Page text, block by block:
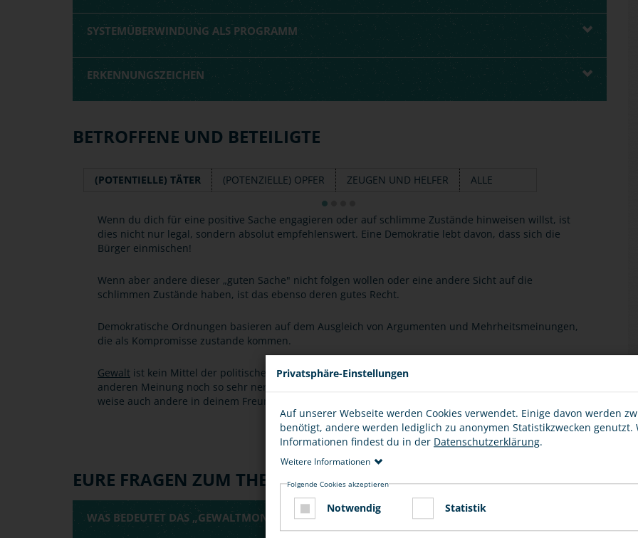
SYSTEMÜBERWINDUNG ALS PROGRAMM
ERKENNUNGSZEICHEN
BETROFFENE UND BETEILIGTE
(POTENTIELLE) TÄTER (POTENZIELLE) OPFER ZEUGEN UND HELFER ALLE
Wenn du dich für eine positive Sache engagieren oder auf schlimme Zustände hinweisen willst, ist
dies nicht nur legal, sondern absolut empfehlenswert. Eine Demokratie lebt davon, dass sich die
Bürger einmischen!
Wenn aber andere dieser „guten Sache" nicht folgen wollen oder eine andere Sicht auf die
schlimmen Zustände haben, ist das ebenso deren gutes Recht.
Demokratische Ordnungen basieren auf dem Ausgleich von Argumenten und Mehrheitsmeinungen,
die als Kompromisse zustande kommen.
Gewalt ist kein Mittel der politischen Auseinandersetzung! Auch wenn dich die Vertreter der
anderen Meinung noch so sehr nerven, ist dies nie erlaubt! Beachte das nicht nur selbst, sondern
weise auch andere in deinem Freundeskreis darauf hin!
EURE FRAGEN ZUM THEMA
WAS BEDEUTET DAS „GEWALTMONOPOL DES STAATES“?
Privatsphäre-Einstellungen
Auf unserer Webseite werden Cookies verwendet. Einige davon werden
benötigt, andere werden lediglich zu anonymen Statistikzwecken genutzt.
Informationen findest du in der Datenschutzerklärung.
Weitere Informationen
Folgende Cookies akzeptieren
Notwendig Statistik